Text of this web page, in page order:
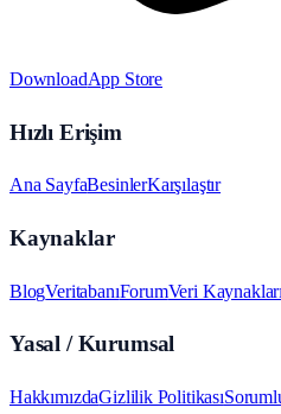
DownloadApp Store
Hızlı Erişim
Ana SayfaBesinlerKarşılaştır
Kaynaklar
BlogVeritabanıForumVeri
Yasal / Kurumsal
HakkımızdaGizlilik Politikası